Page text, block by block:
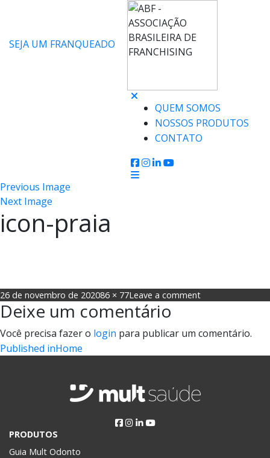
SEJA UM FRANQUEADO
QUEM SOMOS
NOSSOS PRODUTOS
CONTATO
Previous Image
Next Image
icon-praia
Posted
on
26 de novembro de 2020Full
size
86 × 77Leave a commenton
Deixe um comentário
Você precisa fazer o login para publicar um comentário.
Navegação
Published inHome
PRODUTOS
Guia Mult Odonto